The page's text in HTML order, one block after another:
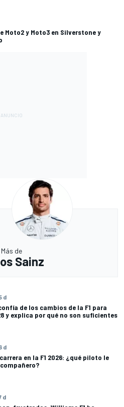
Moto2 y Moto3 en Silverstone y
Más de
Sainz
d
de los cambios de la F1 para
y explica por qué no son suficientes
d
en la F1 2026: ¿qué piloto le
d